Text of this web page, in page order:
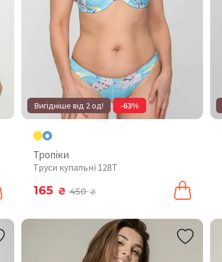
Вигідніше від 2 од! -63%
Тропіки
Труси купальні 128T
165 ₴ 450₴